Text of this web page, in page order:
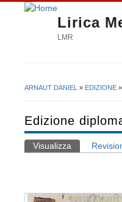
Lirica
LMR
ARNAUT DANIEL » EDIZIONE »
Edizione
Schede primarie
Visualizza (scheda